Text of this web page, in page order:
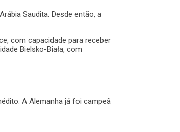
Saudita. Desde então, a
com capacidade para receber
Bielsko-Biała, com
A Alemanha já foi campeã